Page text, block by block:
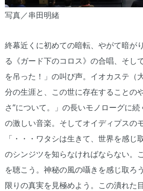
写真／串田明緒
終幕近くに初めての暗転、やがて暗が
る《ガード下のコロス》の合唱、そし
を吊った！」の叫び声。イオカステ（
分の生涯と、この世に存在することの
さ”について。」の長いモノローグに続
の激しい音楽。そしてオイディプスの
「・・・ワタシは生きて、世界を感じ
のシンジツを知らなければならない。
を聴こう。神秘の風の囁きを感じ取ろ
限りの真実を見極めよう。この潰れた